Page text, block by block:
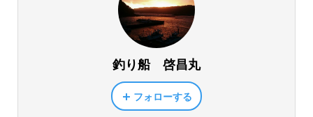
釣り船 啓昌丸
フォローする